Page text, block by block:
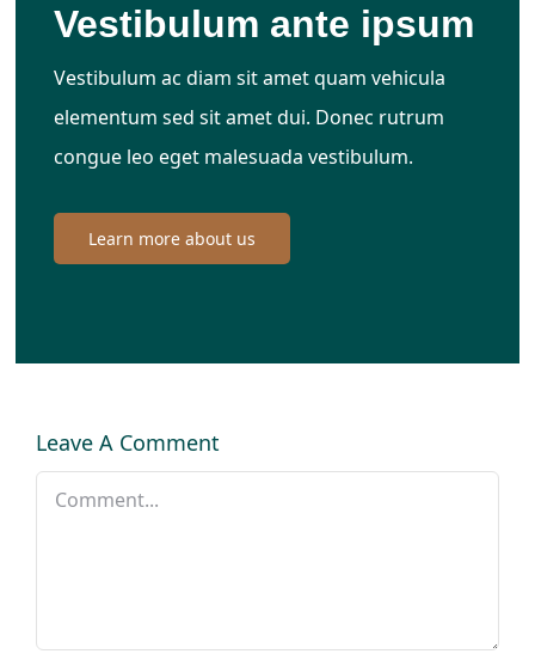
Vestibulum ante ipsum
Vestibulum ac diam sit amet quam vehicula
elementum sed sit amet dui. Donec rutrum
congue leo eget malesuada vestibulum.
Learn more about us
Leave A Comment
Comment